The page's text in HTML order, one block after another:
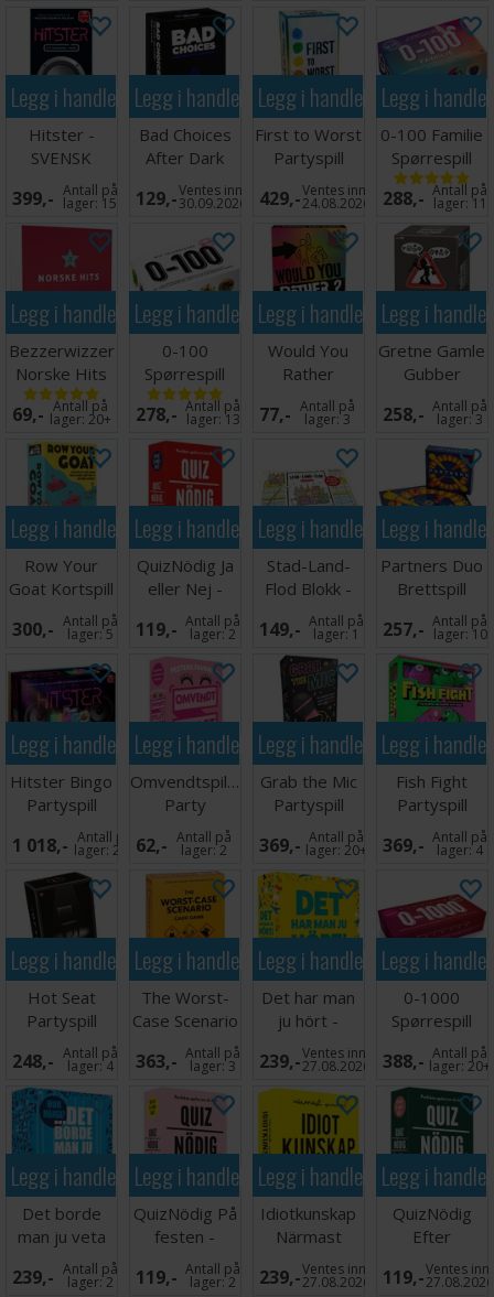
Legg i handlekurven
Hitster -
SVENSK
399,- Antall på
lager: 15
Legg i handlekurven
Bad Choices
After Dark
Partyspill
129,-Ventes inn
30.09.2026
Legg i handlekurven
First to Worst
Partyspill
429,-Ventes inn
24.08.2026
Legg i
0-100 Familie
Spørrespill
288,- Antall på
lager: 11
Legg i handlekurven
Bezzerwizzer
Norske Hits
69,- Antall på
lager:20+
Legg i handlekurven
0-100
Spørrespill
278,- Antall på
lager: 13
Legg i handlekurven
Would You
Rather
Partyspill
77,- Antall på
lager:3
Legg i
Gretne Gamle
Gubber
Partyspill
258,- Antall på
lager:3
Legg i handlekurven
Row Your
Goat Kortspill
300,- Antall på
lager:5
Legg i handlekurven
QuizNödig Ja
eller Nej -
SVENSK
119,- Antall på
lager:2
Legg i handlekurven
Stad-Land-
Flod Blokk -
SVENSK
149,- Antall på
lager:1
Legg i
Partners Duo
Brettspill
257,- Antall på
lager: 10
Legg i handlekurven
Hitster Bingo
Partyspill
1 018,- Antall på
lager: 20+
Legg i handlekurven
Omvendtspillet
Party
Partyspill
62,- Antall på
lager:2
Legg i handlekurven
Grab the Mic
Partyspill
369,- Antall på
lager:20+
Legg i
Fish Fight
Partyspill
369,- Antall på
lager:4
Legg i handlekurven
Hot Seat
Partyspill
248,- Antall på
lager:4
Legg i handlekurven
The Worst-
Case Scenario
Kortspill
363,- Antall på
lager:3
Legg i handlekurven
Det har man
ju hört -
SVENSK
239,-Ventes inn
27.08.2026
Legg i
0-1000
Spørrespill
388,- Antall på
lager:20+
Legg i handlekurven
Det borde
man ju veta
Hur många -
SVENSK
239,- Antall på
lager:2
Legg i handlekurven
QuizNödig På
festen -
SVENSK
119,- Antall på
lager:2
Legg i handlekurven
Idiotkunskap
Närmast
vinner -
SVENSK
239,-Ventes inn
27.08.2026
Legg i
QuizNödig
Efter
middagen -
SVENSK
119,-Ventes inn
27.08.2026